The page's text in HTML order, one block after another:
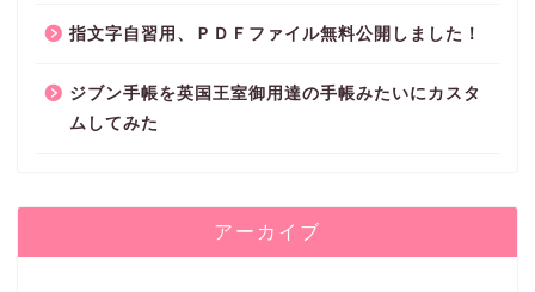
指文字自習用、ＰＤＦファイル無料公開しました！
ジブン手帳を英国王室御用達の手帳みたいにカスタ
ムしてみた
アーカイブ